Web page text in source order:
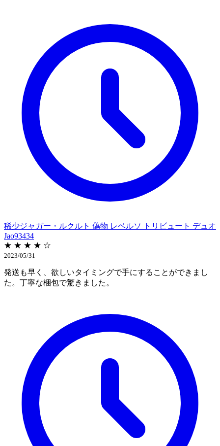
稀少ジャガー・ルクルト 偽物 レベルソ トリビュート デュオ
Jao93434
★ ★ ★ ★ ☆
2023/05/31
発送も早く、欲しいタイミングで手にすることができまし
た。丁寧な梱包で驚きました。